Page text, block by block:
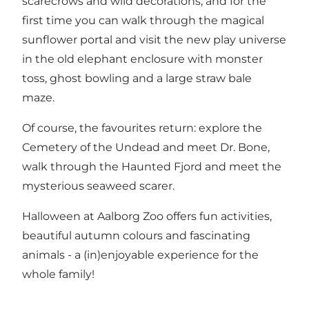
first time you can walk through the magical
sunflower portal and visit the new play universe
in the old elephant enclosure with monster
toss, ghost bowling and a large straw bale
maze.
Of course, the favourites return: explore the
Cemetery of the Undead and meet Dr. Bone,
walk through the Haunted Fjord and meet the
mysterious seaweed scarer.
Halloween at Aalborg Zoo offers fun activities,
beautiful autumn colours and fascinating
animals - a (in)enjoyable experience for the
whole family!